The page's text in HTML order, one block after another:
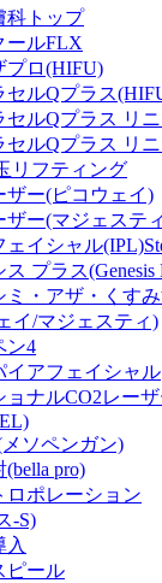
科トップ
ールFLX
プロ(HIFU)
セルQプラス
セルQプラス リ
セルQプラス リ
リフティング
ザー(ピコウェイ)
ザー(マジェステ
ェイシャル
プラス(Genesis
ミ・アザ・くす
イ/マジェスティ)
ン4
イアフェイシャル
ョナルCO2レー
ソペンガン)
pro)
ロポレーション
-S)
入
ピール